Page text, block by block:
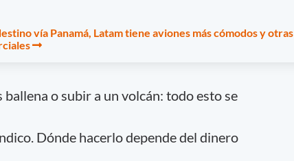
vía Panamá, Latam tiene aviones más cómodos y otras
o subir a un volcán: todo esto se
Dónde hacerlo depende del dinero